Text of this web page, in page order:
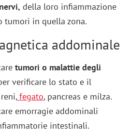
della loro infiammazione
tumori in quella zona.
addominale
tumori o malattie degli
verificare lo stato e il
fegato, pancreas e milza.
emorragie addominali
intestinali.